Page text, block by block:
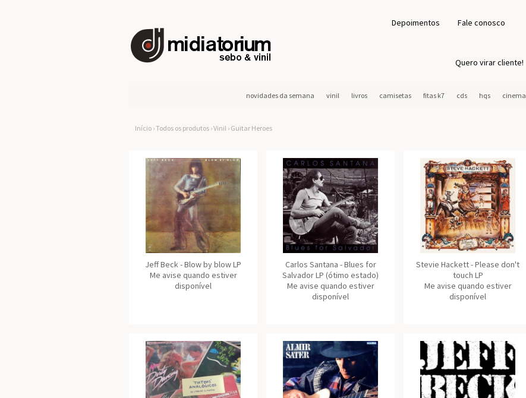
Depoimentos Fale conosco
Quero virar cliente!
novidades da semana vinil livros camisetas fitas k7 cds hqs cinema
Início ›Todos os produtos ›Vinil › Guitar Heroes
Jeff Beck - Blow by blow LP
Me avise quando estiver
disponível
Carlos Santana - Blues for
Salvador LP (ótimo estado)
Me avise quando estiver
disponível
Stevie Hackett - Please don't
touch LP
Me avise quando estiver
disponível